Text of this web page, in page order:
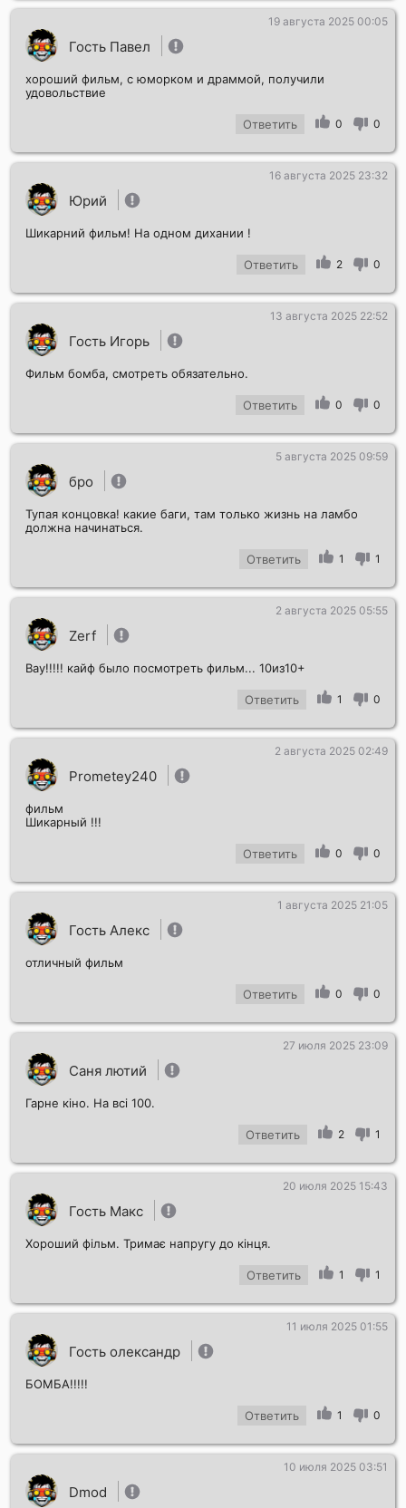
Гость Павел
19 августа 2025 00:05
хороший фильм, с юморком и драммой, получили
удовольствие
Ответить 0 0
Юрий
16 августа 2025 23:32
Шикарний фильм! На одном дихании !
Ответить 2 0
Гость Игорь
13 августа 2025 22:52
Фильм бомба, смотреть обязательно.
Ответить 0 0
бро
5 августа 2025 09:59
Тупая концовка! какие баги, там только жизнь на ламбо
должна начинаться.
Ответить 1 1
Zerf
2 августа 2025 05:55
Вау!!!!! кайф было посмотреть фильм... 10из10+
Ответить 1 0
Prometey240
2 августа 2025 02:49
фильм
Шикарный !!!
Ответить 0 0
Гость Алекс
1 августа 2025 21:05
отличный фильм
Ответить 0 0
Саня лютий
27 июля 2025 23:09
Гарне кіно. На всі 100.
Ответить 2 1
Гость Макс
20 июля 2025 15:43
Хороший фільм. Тримає напругу до кінця.
Ответить 1 1
Гость олександр
11 июля 2025 01:55
БОМБА!!!!!
Ответить 1 0
Dmod
10 июля 2025 03:51